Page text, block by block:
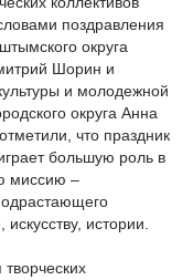
поздравления
округа
Шорин и
и молодежной
округа Анна
что праздник
большую роль в
миссию –
истории.